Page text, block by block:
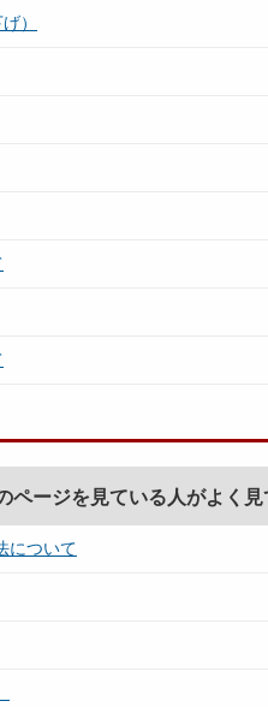
）
ページを見ている人がよく
について